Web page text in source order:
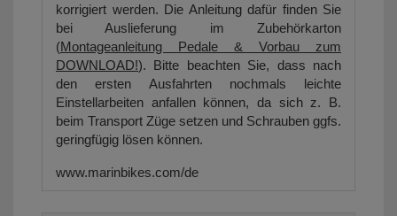
korrigiert werden. Die Anleitung dafür finden Sie
bei Auslieferung im Zubehörkarton
(Montageanleitung Pedale & Vorbau zum
DOWNLOAD!). Bitte beachten Sie, dass nach
den ersten Ausfahrten nochmals leichte
Einstellarbeiten anfallen können, da sich z. B.
beim Transport Züge setzen und Schrauben ggfs.
geringfügig lösen können.
www.marinbikes.com/de